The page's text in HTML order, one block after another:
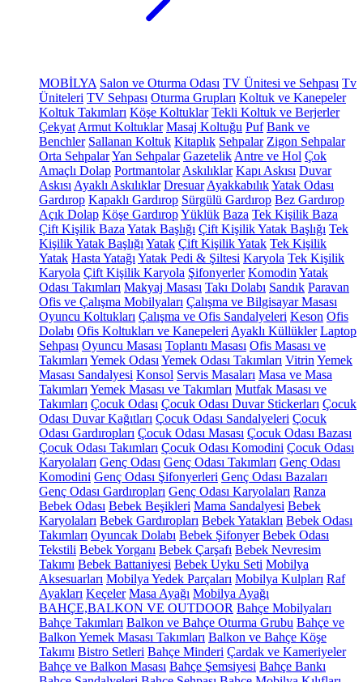
MOBİLYA Salon ve Oturma Odası TV Ünitesi ve Sehpası Tv
Üniteleri TV Sehpası Oturma Grupları Koltuk ve Kanepeler
Koltuk Takımları Köşe Koltuklar Tekli Koltuk ve Berjerler
Çekyat Armut Koltuklar Masaj Koltuğu Puf Bank ve
Benchler Sallanan Koltuk Kitaplık Sehpalar Zigon Sehpalar
Orta SehpalarYan Sehpalar Gazetelik Antre ve Hol Çok
Amaçlı Dolap Portmantolar Askılıklar Kapı Askısı Duvar
Askısı Ayaklı Askılıklar Dresuar AyakkabılıkYatak Odası
Gardırop Kapaklı Gardırop Sürgülü Gardırop Bez Gardırop
Açık Dolap Köşe GardıropYüklük Baza Tek Kişilik Baza
Çift Kişilik Baza Yatak Başlığı Çift Kişilik Yatak Başlığı Tek
Kişilik Yatak Başlığı Yatak Çift Kişilik Yatak Tek Kişilik
Yatak Hasta Yatağı Yatak Pedi & Şiltesi Karyola Tek Kişilik
Karyola Çift Kişilik Karyola Şifonyerler Komodin Yatak
Odası Takımları Makyaj Masası Takı Dolabı Sandık Paravan
Ofis ve Çalışma Mobilyaları Çalışma ve Bilgisayar Masası
Oyuncu Koltukları Çalışma ve Ofis Sandalyeleri Keson Ofis
Dolabı Ofis Koltukları ve Kanepeleri Ayaklı Küllükler Laptop
Sehpası Oyuncu Masası Toplantı Masası Ofis Masası ve
Takımları Yemek Odası Yemek Odası Takımları Vitrin Yemek
Masası Sandalyesi Konsol Servis Masaları Masa ve Masa
Takımları Yemek Masası ve Takımları Mutfak Masası ve
Takımları Çocuk Odası Çocuk Odası Duvar Stickerları Çocuk
Odası Duvar Kağıtları Çocuk Odası Sandalyeleri Çocuk
Odası Gardıropları Çocuk Odası Masası Çocuk Odası Bazası
Çocuk Odası Takımları Çocuk Odası Komodini Çocuk Odası
Karyolaları Genç Odası Genç Odası Takımları Genç Odası
Komodini Genç Odası Şifonyerleri Genç Odası Bazaları
Genç Odası Gardıropları Genç Odası Karyolaları Ranza
Bebek Odası Bebek Beşikleri Mama Sandalyesi Bebek
Karyolaları Bebek Gardıropları Bebek Yatakları Bebek Odası
Takımları Oyuncak Dolabı Bebek Şifonyer Bebek Odası
Tekstili Bebek Yorganı Bebek Çarşafı Bebek Nevresim
Takımı Bebek Battaniyesi Bebek Uyku Seti Mobilya
Aksesuarları Mobilya Yedek Parçaları Mobilya Kulpları Raf
Ayakları Keçeler Masa Ayağı Mobilya Ayağı
BAHÇE,BALKON VE OUTDOOR Bahçe Mobilyaları
Bahçe Takımları Balkon ve Bahçe Oturma Grubu Bahçe ve
Balkon Yemek Masası Takımları Balkon ve Bahçe Köşe
Takımı Bistro Setleri Bahçe Minderi Çardak ve Kameriyeler
Bahçe ve Balkon Masası Bahçe Şemsiyesi Bahçe Bankı